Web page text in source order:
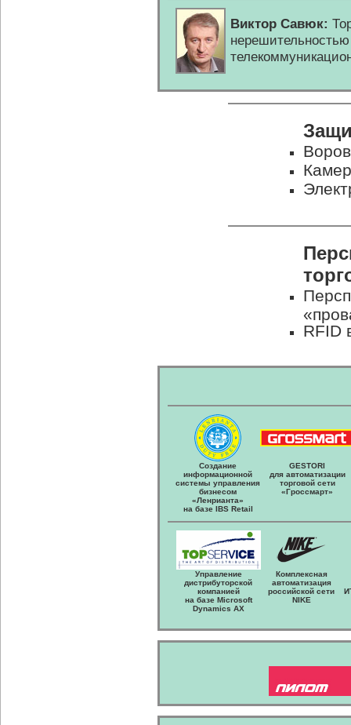
Виктор Савюк:
RFID
Создание
информационной
системы управления
бизнесом
«Ленрианта»
на базе IBS Retail
GESTORI
для автоматизации
торговой сети
«Гроссмарт»
Управление
дистрибуторской
компанией
на базе Microsoft
Dynamics AX
Комплексная
автоматизация
российской сети
NIKE